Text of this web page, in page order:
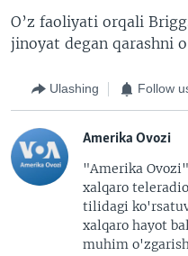
O’z faoliyati orqali
jinoyat degan qarashni
Ulashing Follow
Amerika Ovozi
"Amerika
xalqaro
tilidagi
xalqaro hayot
muhim